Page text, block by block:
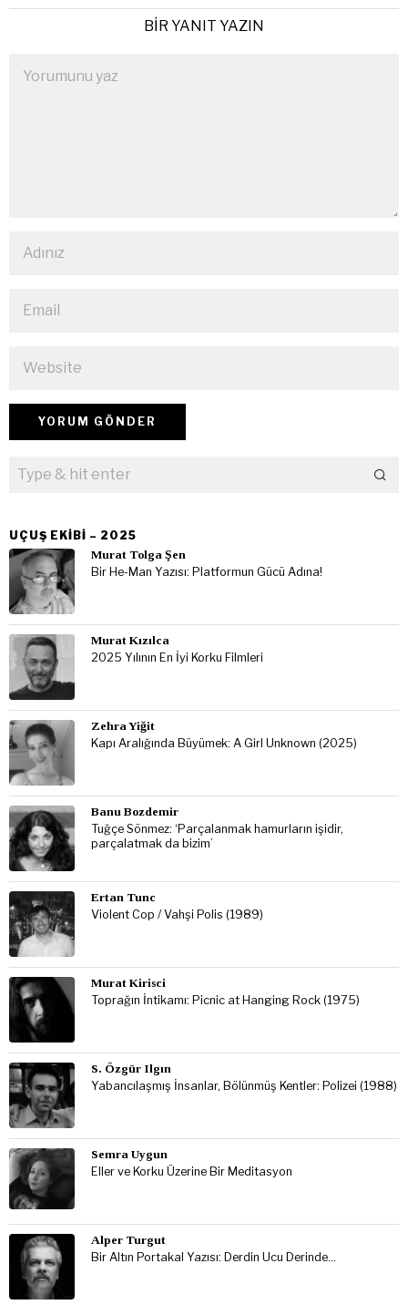
BIR YANIT YAZIN
UÇUŞ EKIBI – 2025
Murat Tolga Şen
Bir He-Man Yazısı: Platformun Gücü Adına!
Murat Kızılca
2025 Yılının En İyi Korku Filmleri
Zehra Yiğit
Kapı Aralığında Büyümek: A Girl Unknown (2025)
Banu Bozdemir
Tuğçe Sönmez: ‘Parçalanmak hamurların işidir,
parçalatmak da bizim’
Ertan Tunc
Violent Cop / Vahşi Polis (1989)
Murat Kirisci
Toprağın İntikamı: Picnic at Hanging Rock (1975)
S. Özgür Ilgın
Yabancılaşmış İnsanlar, Bölünmüş Kentler: Polizei (1988)
Semra Uygun
Eller ve Korku Üzerine Bir Meditasyon
Alper Turgut
Bir Altın Portakal Yazısı: Derdin Ucu Derinde…